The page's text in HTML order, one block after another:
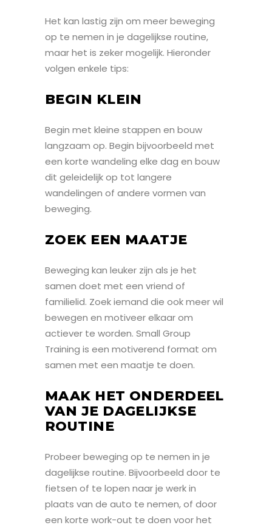
Het kan lastig zijn om meer beweging
op te nemen in je dagelijkse routine,
maar het is zeker mogelijk. Hieronder
volgen enkele tips:
BEGIN KLEIN
Begin met kleine stappen en bouw
langzaam op. Begin bijvoorbeeld met
een korte wandeling elke dag en bouw
dit geleidelijk op tot langere
wandelingen of andere vormen van
beweging.
ZOEK EEN MAATJE
Beweging kan leuker zijn als je het
samen doet met een vriend of
familielid. Zoek iemand die ook meer wil
bewegen en motiveer elkaar om
actiever te worden. Small Group
Training is een motiverend format om
samen met een maatje te doen.
MAAK HET ONDERDEEL
VAN JE DAGELIJKSE
ROUTINE
Probeer beweging op te nemen in je
dagelijkse routine. Bijvoorbeeld door te
fietsen of te lopen naar je werk in
plaats van de auto te nemen, of door
een korte work-out te doen voor het